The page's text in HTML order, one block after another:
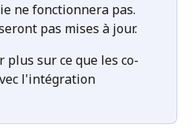
ne fonctionnera pas.
pas mises à jour.
plus sur ce que les co-
l'intégration